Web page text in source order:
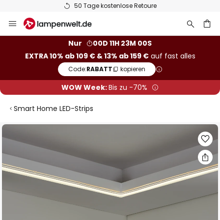
50 Tage kostenlose Retoure
Inhalt
Nur
00D 11H 22M 59S
EXTRA 10% ab 109 € & 13% ab 159 €auf fast alles
Code:RABATT kopieren
WOW Week:Bis zu -70%
Smart Home LED-Strips
Zum
Ende
der
Bildgalerie
springen